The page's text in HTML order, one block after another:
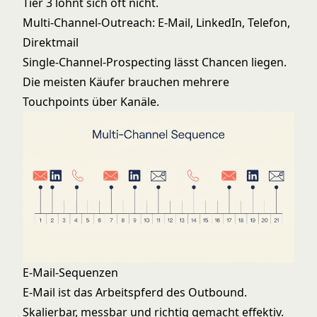
Multi-Channel-Outreach: E-Mail, LinkedIn, Telefon,
Direktmail
Single-Channel-Prospecting lässt Chancen liegen.
Die meisten Käufer brauchen mehrere
Touchpoints über Kanäle.
E-Mail-Sequenzen
E-Mail ist das Arbeitspferd des Outbound.
Skalierbar, messbar und richtig gemacht effektiv.